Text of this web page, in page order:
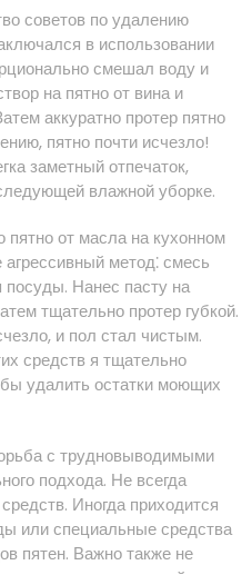
советов по удалению
в использовании
смешал воду и
на пятно от вина и
аккуратно протер пятно
пятно почти исчезло!
заметный отпечаток,
влажной уборке.
пятно от масла на кухонном
метод⁚ смесь
Нанес пасту на
тщательно протер губкой.
и пол стал чистым.
средств я тщательно
удалить остатки моющих
с трудновыводимыми
подхода. Не всегда
Иногда приходится
или специальные средства
пятен. Важно также не